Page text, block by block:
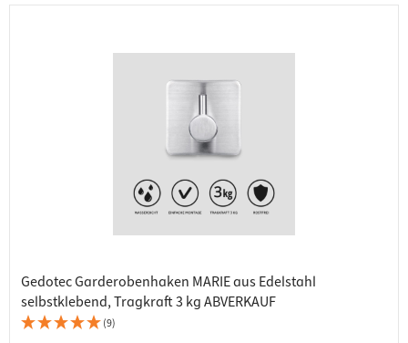
Gedotec Garderobenhaken MARIE aus Edelstahl
selbstklebend, Tragkraft 3 kg ABVERKAUF
(9)